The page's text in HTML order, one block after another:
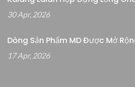
30 Apr, 2026
Dòng Sản Phẩm MD Được Mở
17 Apr, 2026